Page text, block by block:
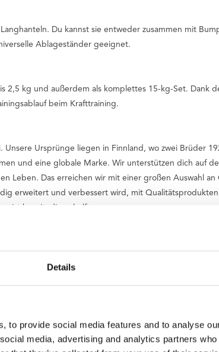
Details
to provide social media features and to analyse
media, advertising and analytics partners
Du kannst sie entweder zusammen mit
Ablageständer geeignet.
2,5 kg und außerdem als komplettes 15-kg-Set. Dank
beim Krafttraining.
Unsere Ursprünge liegen in Finnland, wo zwei Brüder
und eine globale Marke. Wir unterstützen dich auf
Leben. Das erreichen wir mit einer großen Auswahl
erweitert und verbessert wird, mit
ist bereit, dir zu helfen.
hat, auch Kinder. Deshalb spenden wir einen
Sport treiben können.